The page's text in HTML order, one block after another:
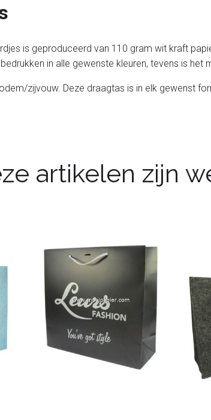
is geproduceerd van 110 gram wit kraft
in alle gewenste kleuren, tevens is
zijvouw. Deze draagtas is in elk gewenst
artikelen zijn